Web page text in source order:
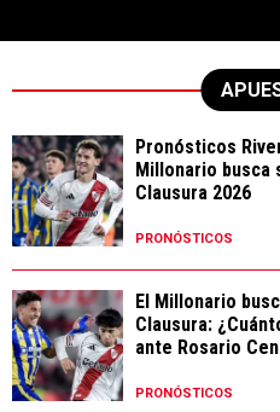
Pronósticos
Millonario busca
Clausura 2026
PRONÓSTICOS
El Millonario
Clausura:
ante Rosario
PRONÓSTICOS